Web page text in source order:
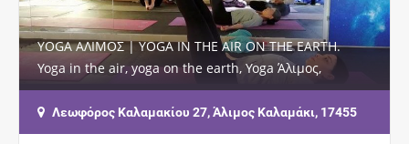
YOGA ΑΛΙΜΟΣ | YOGA IN THE AIR ON THE EARTH.
Yoga in the air, yoga on the earth, Yoga Άλιμος,
Καλαμάκι, Δάφνη, Ιλιούπολη, Γλυφάδα, Βούλα,…
Λεωφόρος Καλαμακίου 27, Άλιμος Καλαμάκι, 17455